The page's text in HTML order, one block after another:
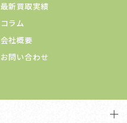
最新買取実績
コラム
会社概要
お問い合わせ